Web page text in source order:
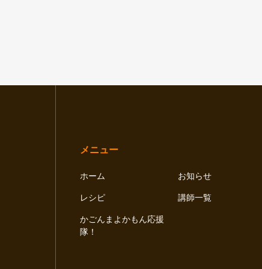
メニュー
ホーム お知らせ
レシピ 講師一覧
かごんまよかもん応援
隊！